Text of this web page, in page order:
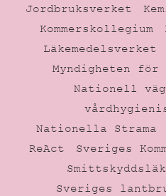
Jordbruksverket
Kommerskollegium
Läkemedelsverket
Myndigheten
Nationell
Nationella Strama
ReAct
Sveriges
Sveriges